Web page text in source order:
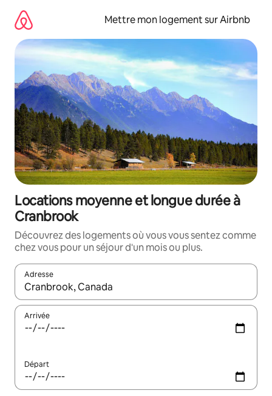
directement
contenu
Mettre mon logement sur Airbnb
Locations moyenne et longue durée à
Cranbrook
Découvrez des logements où vous vous sentez comme
chez vous pour un séjour d'un mois ou plus.
Adresse
Lorsque les résultats s'affichent, utilisez les flèches vers le
Arrivée
Départ